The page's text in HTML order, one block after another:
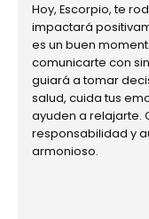
Hoy, Escorpio, te
impactará
es un buen
comunicarte con
guiará a tomar
salud, cuida tus
ayuden a relajarte.
responsabilidad y
armonioso.